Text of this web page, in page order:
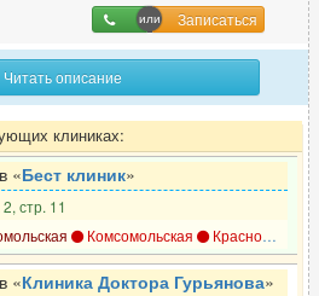
Записаться
Читать описание
клиниках:
«Бест клиник»
стр. 11
Комсомольская Красносельская
«Клиника Доктора Гурьянова»